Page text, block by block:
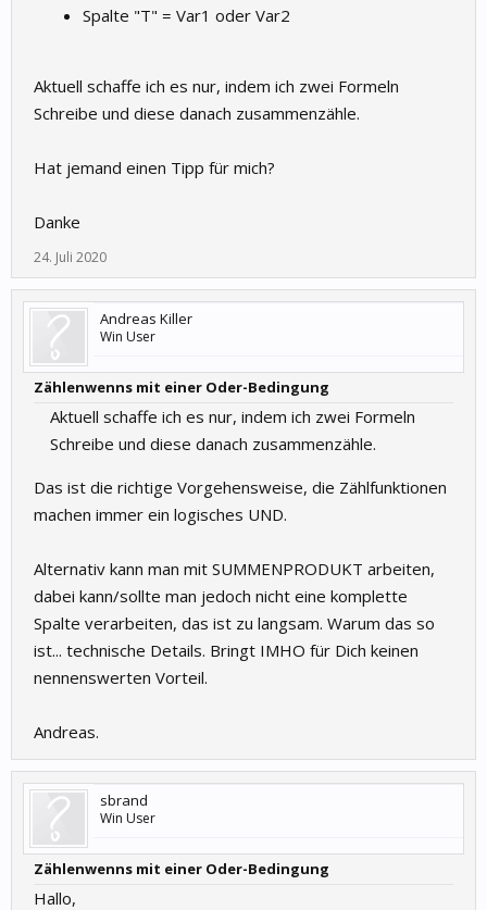
Spalte "T" = Var1 oder Var2
Aktuell schaffe ich es nur, indem ich zwei Formeln
Schreibe und diese danach zusammenzähle.
Hat jemand einen Tipp für mich?
Danke
24. Juli 2020
Andreas Killer
Win User
Zählenwenns mit einer Oder-Bedingung
Aktuell schaffe ich es nur, indem ich zwei Formeln
Schreibe und diese danach zusammenzähle.
Das ist die richtige Vorgehensweise, die Zählfunktionen
machen immer ein logisches UND.
Alternativ kann man mit SUMMENPRODUKT arbeiten,
dabei kann/sollte man jedoch nicht eine komplette
Spalte verarbeiten, das ist zu langsam. Warum das so
ist... technische Details. Bringt IMHO für Dich keinen
nennenswerten Vorteil.
Andreas.
sbrand
Win User
Zählenwenns mit einer Oder-Bedingung
Hallo,